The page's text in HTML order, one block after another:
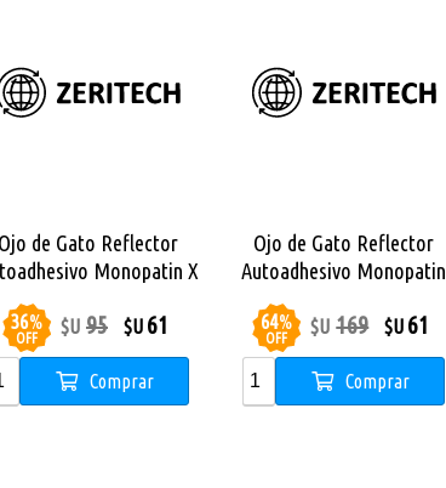
Ojo de Gato Reflector
Monopatin X
36%
OFF
$U 95 $U 61
Comprar
Ojo de Gato Reflector
Autoadhesivo Monopatin
64%
OFF
$U 169 $U 61
Comprar